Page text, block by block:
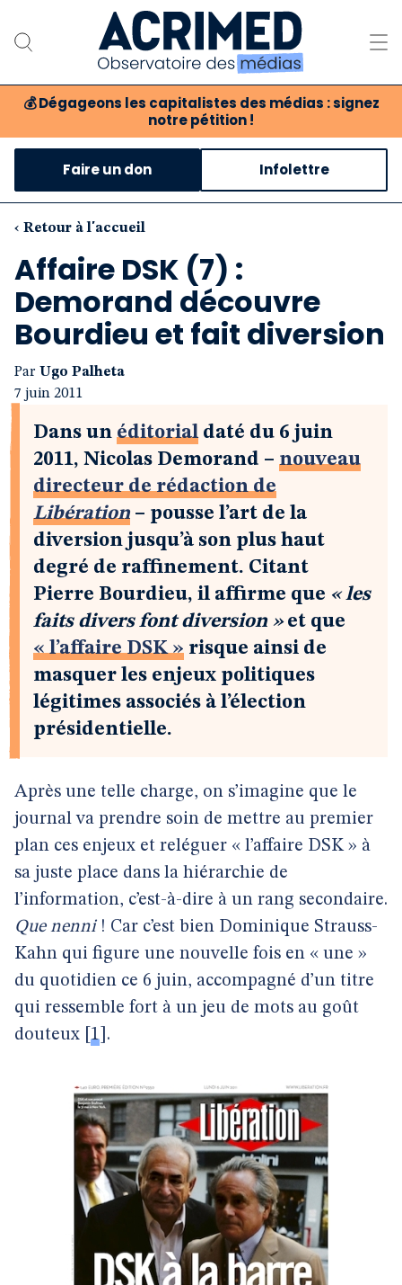
💰 Dégageons les capitalistes des médias : signez
notre pétition !
Notre association
Notre critique des médias
Nos propositions
Notre revue
Boutique
Faire un don Infolettre
‹ Retour à l'accueil
Affaire DSK (7) :
Demorand découvre
Bourdieu et fait diversion
Par Ugo Palheta
7 juin 2011
Dans un éditorialdaté du 6 juin
2011, Nicolas Demorand – nouveau
directeur de rédaction de
Libération – pousse l’art de la
diversion jusqu’à son plus haut
degré de raffinement. Citant
Pierre Bourdieu, il affirme que « les
faits divers font diversion »et que
« l’affaire DSK » risque ainsi de
masquer les enjeux politiques
légitimes associés à l’élection
présidentielle.
Après une telle charge, on s’imagine que le
journal va prendre soin de mettre au premier
plan ces enjeux et reléguer « l’affaire DSK » à
sa juste place dans la hiérarchie de
l’information, c’est-à-dire à un rang secondaire.
Que nenni! Car c’est bien Dominique Strauss-
Kahn qui figure une nouvelle fois en « une »
du quotidien ce 6 juin, accompagné d’un titre
qui ressemble fort à un jeu de mots au goût
douteux 1 .